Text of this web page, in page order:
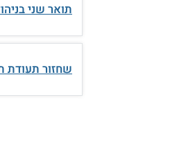
תואר שני
שחזור תעודת